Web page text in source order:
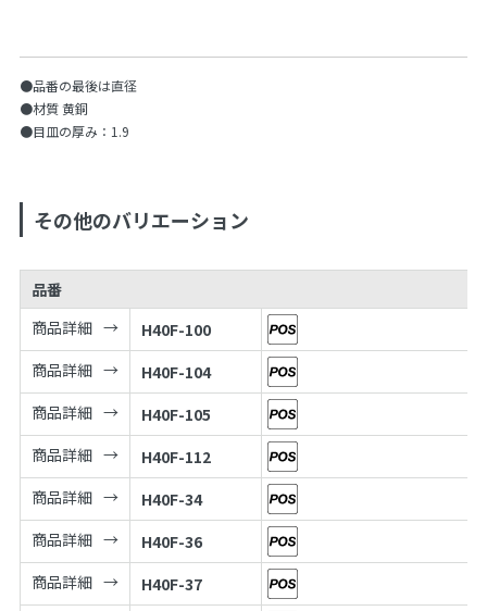
●品番の最後は直径
●材質 黄銅
●目皿の厚み：1.9
その他のバリエーション
品番
商品詳細
H40F-100
商品詳細
H40F-104
商品詳細
H40F-105
商品詳細
H40F-112
商品詳細
H40F-34
商品詳細
H40F-36
商品詳細
H40F-37